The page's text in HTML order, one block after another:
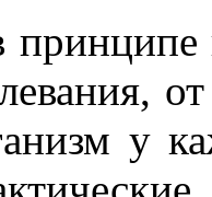
у